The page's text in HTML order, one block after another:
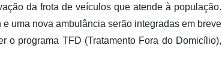
da frota de veículos que atende à população.
uma nova ambulância serão integradas em breve
o programa TFD (Tratamento Fora do Domicílio),